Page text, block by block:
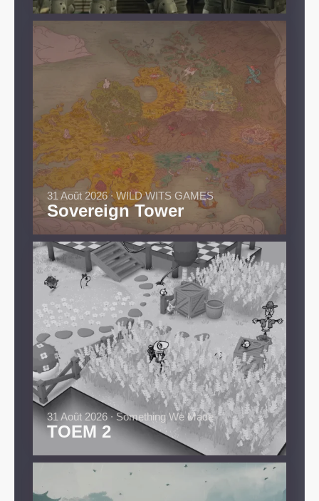
Sovereign Tower
31 Août 2026 ∙ WILD WITS GAMES
TOEM 2
31 Août 2026 ∙ Something We Made